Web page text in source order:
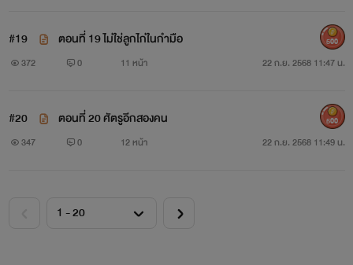
#19 ตอนที่ 19 ไม่ใช่ลูกไก่ในกำมือ
372 0 11 หน้า 22 ก.ย. 2568 11:47 น.
500
#20 ตอนที่ 20 ศัตรูอีกสองคน
347 0 12 หน้า 22 ก.ย. 2568 11:49 น.
500